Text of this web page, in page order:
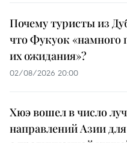
Почему туристы из
что Фукуок «намного
их ожидания»?
02/08/2026 20:00
Хюэ вошел в число
направлений Азии